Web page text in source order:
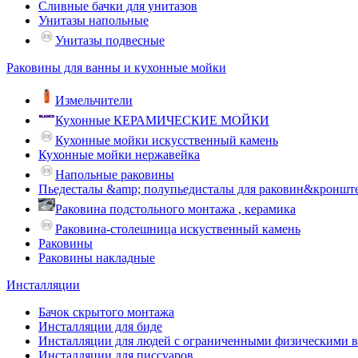
Сливные бачки для унитазов
Унитазы напольные
Унитазы подвесные
Раковины для ванны и кухонные мойки
Измельчители
Кухонные КЕРАМИЧЕСКИЕ МОЙКИ
Кухонные мойки искусственный камень
Кухонные мойки нержавейка
Напольные раковины
Пьедесталы &amp; полупьедисталы для
Раковина подстольного монтажа , керамика
Раковина-столешница искуственный камень
Раковины
Раковины накладные
Инсталляции
Бачок скрытого монтажа
Инсталляции для биде
Инсталляции для людей с ограниченными физическими